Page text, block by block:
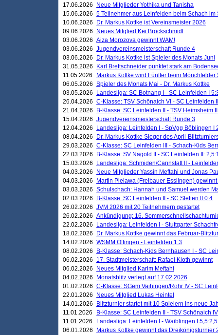
17.06.2026
Neue Mitglieder Yothika und Tanisha
15.06.2026 5 Teilnehmer aus Leinfelden beim Schach
10.06.2026
Dr. Markus Kottke ist Vereinsmeister 2026
09.06.2026
Neues Mitglied Kei Brockschmidt
03.06.2026 Aiza Morozova gewinnt WAM!
03.06.2026 Jugendvereinsmeisterschaft Runde 4
03.06.2026
Dr. Markus Kottke ist Spieler des Monats Juni
31.05.2026
Karl Brettschneider punktet stark am
11.05.2026
Markus Kottke wird Fünfter beim
06.05.2026 Spieler des Monats Mai - Dr. Markus Kottke
03.05.2026
Landesliga: SC Botnang I - SC Leinfelden I
26.04.2026 C-Klasse: TSV Schönaich VI - SC Leinfelden
21.04.2026
B-Klasse: SC Leinfelden II - TSV Heimsheim
15.04.2026 Jugendvereinsmeisterschaft Runde 3
12.04.2026
Landesliga: Leinfelden I - SpVgg Böblingen I
08.04.2026
Dr. Markus Kottke Sieger des April-
29.03.2026 C-Klasse: SC Leinfelden III - Schach-Kids
22.03.2026
B-Klasse: SV Nagold II - SC Leinfelden II:
15.03.2026
Landesliga: Schmiden/Cannstatt II -
04.03.2026
Neue Mitglieder Yassin Meftahi und Jonas
04.03.2026
Martin Pielawa (Freibauer Esslingen)
03.03.2026 Schulschach: Hannah und Samuel werden
02.03.2026
B-Klasse: SC Leinfelden II - SC Stetten II 0:4
26.02.2026 JVM 2026 mit 20 Teilnehmern gestartet
26.02.2026 Ankündigung: 16.
22.02.2026
Landesliga: Leinfelden I - Stuttgarter
18.02.2026
Dr. Markus Kottke gewinnt das Februar-
14.02.2026 WSMM Öffingen - Leinfelden 1:3
08.02.2026
B-Klasse: Schach-Kids Bernhausen I - SC
06.02.2026
17. Stadtmeisterschaft: Rafael Kloth gewinnt
06.02.2026
Neues Mitglied Karim Meftahi
04.02.2026
Monatsblitz verlegt auf 17.02.2026
01.02.2026 C-Klasse: SGem Vaihingen/Rohr IV - SC
22.01.2026
Neues Mitglied Lukas Heintel
14.01.2026
Blitzturnier startet mit 10 Spielern ins neue
11.01.2026
B-Klasse: SC Leinfelden II - TSV Schönaich
11.01.2026
Landesliga: Leinfelden I - Waiblingen I 5,5:2,5
06.01.2026
Markus Kottke gewinnt das Dreikönigsturnier